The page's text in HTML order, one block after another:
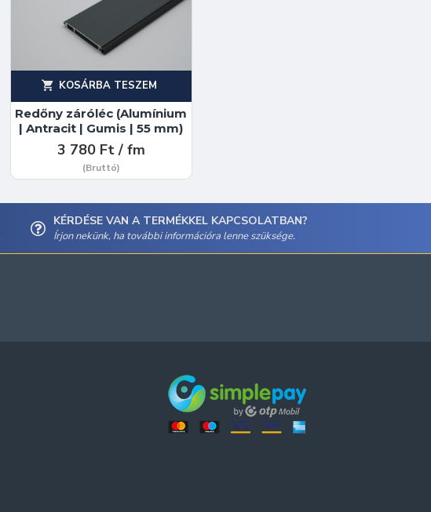
Redőny záróléc (Alumínium
| Antracit | Gumis | 55 mm)
3 780 Ft / fm
(Bruttó)
KOSÁRBA TESZEM
KÉRDÉSE VAN A TERMÉKKEL KAPCSOLATBAN?
Írjon nekünk, ha további információra lenne szüksége.